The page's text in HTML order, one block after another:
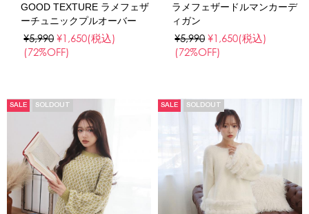
GOOD TEXTURE ラメフェザ
ーチュニックプルオーバー
¥5,990 ¥1,650(税込)
(72%OFF)
ラメフェザードルマンカーデ
ィガン
¥5,990 ¥1,650(税込)
(72%OFF)
SALE SOLDOUT SALE SOLDOUT